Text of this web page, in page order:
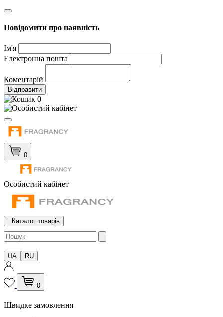
Повідомити про наявність
Ім'я
Електронна пошта
Коментарій
Відправити
0
0
Особистий кабінет
Каталог товарів
UA RU
0
Швидке замовлення